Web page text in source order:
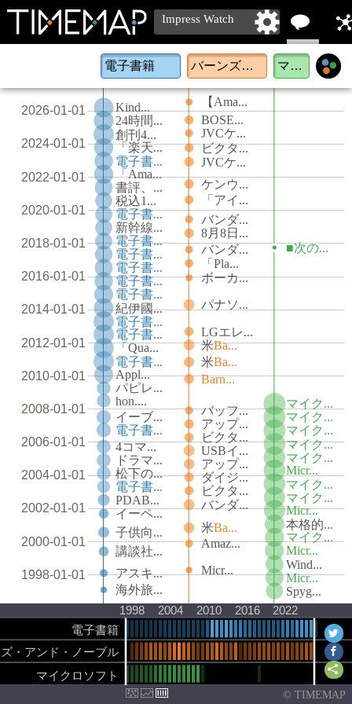
Impress Watch
単語
によ
メ
ィ
1998-01-01
2000-01-01
2002-01-01
2004-01-01
2006-01-01
2008-01-01
2010-01-01
2012-01-01
2014-01-01
2016-01-01
2018-01-01
2020-01-01
2022-01-01
2024-01-01
2026-01-01
アスキ...
講談社...
子供向...
イーペ...
PDAB...
電子書...
松下の...
ドラマ...
4コマ...
電子書...
イーブ...
hon....
パピレ...
Appl...
電子書...
「Qua...
電子書...
電子書...
紀伊國...
電子書...
電子書...
電子書...
電子書...
電子書...
新幹線...
電子書...
税込1...
書評、...
「Ama...
電子書...
「楽天...
創刊4...
24時間...
Kind...
海外旅...
Amaz...
米Ba...
バンダ...
Barn...
米Ba...
米Ba...
LGエレ...
パナソ...
8月8日...
「アイ...
ケンウ...
JVCケ...
【Ama...
Micr...
ビクタ...
ダイジ...
アップ...
USBイ...
ビクタ...
アップ...
バッフ...
ボーカ...
「Pla...
バンダ...
バンダ...
ビクタ...
JVCケ...
BOSE...
Spyg...
Micr...
Wind...
Micr...
マイク...
本格的...
Micr...
マイク...
マイク...
Micr...
マイク...
マイク...
マイク...
マイク...
マイク...
■次の...
1998 2004 2010 2016 2022
電子書籍
・アンド・ノーブル
マイクロソフト
© TIMEMAP